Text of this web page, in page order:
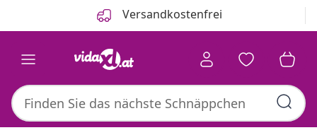
Versandkostenfrei